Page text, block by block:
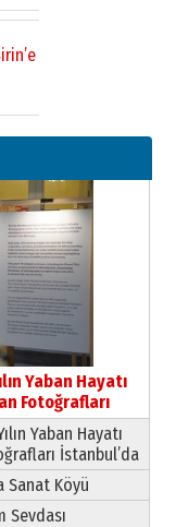
Yaban Hayatı
Fotoğrafları
Yaban Hayatı
İstanbul’da
Sanat Köyü
Sevdası